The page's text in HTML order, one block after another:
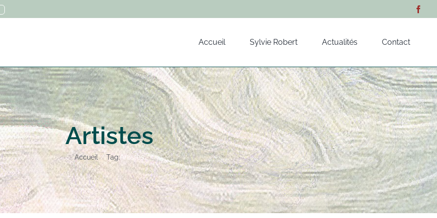
Accueil Sylvie Robert Actualités Contact
Artistes
Accueil Tag:Artistes